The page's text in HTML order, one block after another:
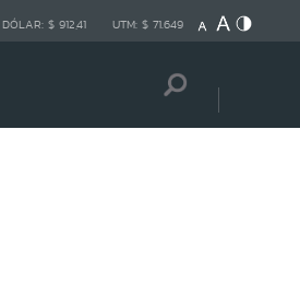
DÓLAR: $ 912,41 UTM: $ 71.649